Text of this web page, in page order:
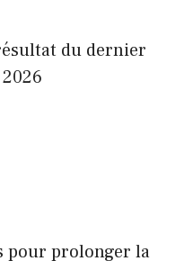
du dernier
pour prolonger la